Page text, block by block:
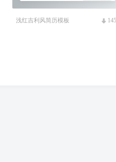
浅红吉利风简历模板